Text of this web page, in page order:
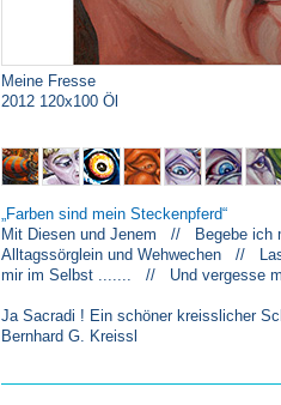
Meine Fresse
2012 120x100 Öl
Farben sind mein Steckenpferd
Mit Diesen und Jenem // Begebe
Alltagssörglein und Wehwechen //
mir im Selbst ....... // Und vergesse
Ja Sacradi ! Ein schöner kreisslicher
Bernhard G. Kreissl